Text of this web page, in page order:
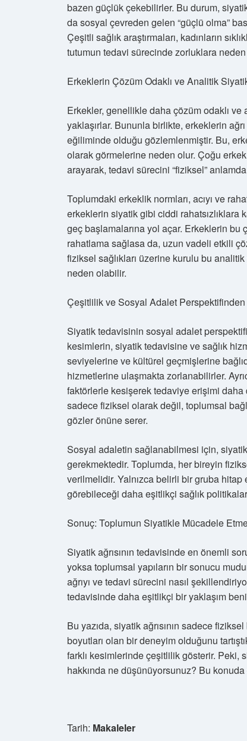
bazen güçlük çekebilirler. Bu durum,
da sosyal çevreden gelen “güçlü olma”
Çeşitli sağlık araştırmaları, kadınların
tutumun tedavi sürecinde zorluklara
Erkeklerin Çözüm Odaklı ve Analitik
Erkekler, genellikle daha çözüm odaklı ve
yaklaşırlar. Bununla birlikte, erkeklerin
eğiliminde olduğu gözlemlenmiştir. Bu,
olarak görmelerine neden olur. Çoğu
arayarak, tedavi sürecini “fiziksel”
Toplumdaki erkeklik normları, acıyı ve
erkeklerin siyatik gibi ciddi
geç başlamalarına yol açar. Erkeklerin bu
rahatlama sağlasa da, uzun vadeli etkili
fiziksel sağlıkları üzerine kurulu bu
neden olabilir.
Çeşitlilik ve Sosyal Adalet
Siyatik tedavisinin sosyal adalet
kesimlerin, siyatik tedavisine ve sağlık
seviyelerine ve kültürel geçmişlerine
hizmetlerine ulaşmakta zorlanabilirler.
faktörlerle kesişerek tedaviye erişimi daha
sadece fiziksel olarak değil, toplumsal
gözler önüne serer.
Sosyal adaletin sağlanabilmesi için, siyatik
gerekmektedir. Toplumda, her bireyin
verilmelidir. Yalnızca belirli bir gruba
görebileceği daha eşitlikçi sağlık
Sonuç: Toplumun Siyatikle Mücadele
Siyatik ağrısının tedavisinde en önemli
yoksa toplumsal yapıların bir sonucu
ağrıyı ve tedavi sürecini nasıl
tedavisinde daha eşitlikçi bir yaklaşım
Bu yazıda, siyatik ağrısının sadece
boyutları olan bir deneyim olduğunu
farklı kesimlerinde çeşitlilik gösterir.
hakkında ne düşünüyorsunuz? Bu
Tarih: Makaleler